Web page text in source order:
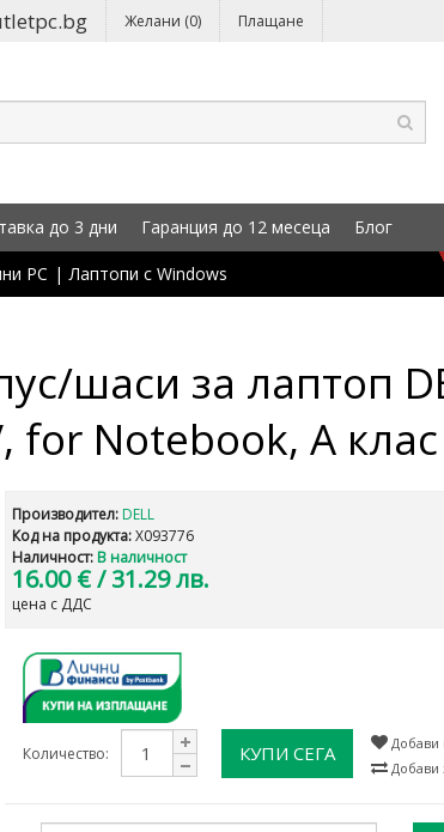
Желани (0) Плащане
до 3 дни Гаранция до 12 месеца Блог
PC | Лаптопи с Windows
шаси за лаптоп
for Notebook, А клас
Производител: DELL
Код на продукта: X093776
Наличност: В наличност
16.00 € / 31.29 лв.
цена с ДДС
Количество: КУПИ СЕГА
Добави
Добави